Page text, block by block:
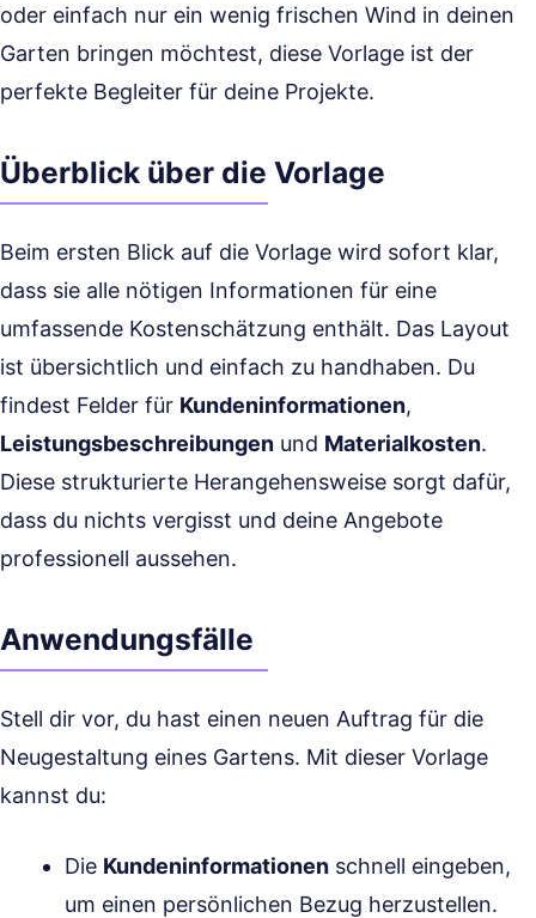
oder einfach nur ein wenig frischen Wind in deinen
Garten bringen möchtest, diese Vorlage ist der
perfekte Begleiter für deine Projekte.
Überblick über die Vorlage
Beim ersten Blick auf die Vorlage wird sofort klar,
dass sie alle nötigen Informationen für eine
umfassende Kostenschätzung enthält. Das Layout
ist übersichtlich und einfach zu handhaben. Du
findest Felder für Kundeninformationen,
Leistungsbeschreibungen und Materialkosten.
Diese strukturierte Herangehensweise sorgt dafür,
dass du nichts vergisst und deine Angebote
professionell aussehen.
Anwendungsfälle
Stell dir vor, du hast einen neuen Auftrag für die
Neugestaltung eines Gartens. Mit dieser Vorlage
kannst du:
Die Kundeninformationen schnell eingeben,
um einen persönlichen Bezug herzustellen.